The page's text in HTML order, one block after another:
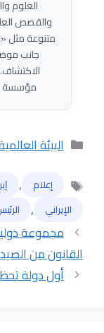
العلوم
والقصص
متنوعة مثل
جانب
مؤسسة
التصنيفات
البيئة
الوسوم
إعلام ,
الإيراني ,
مجموعة
القانون من الصيد
أول دولة